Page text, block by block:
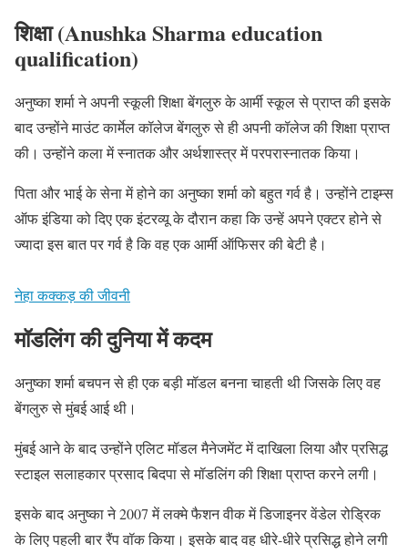
शिक्षा (Anushka Sharma education
qualification)
अनुष्का शर्मा ने अपनी स्कूली शिक्षा बेंगलुरु के आर्मी स्कूल से प्राप्त की इसके
बाद उन्होंने माउंट कार्मेल कॉलेज बेंगलुरु से ही अपनी कॉलेज की शिक्षा प्राप्त
की। उन्होंने कला में स्नातक और अर्थशास्त्र में परपरास्नातक किया।
पिता और भाई के सेना में होने का अनुष्का शर्मा को बहुत गर्व है। उन्होंने टाइम्स
ऑफ इंडिया को दिए एक इंटरव्यू के दौरान कहा कि उन्हें अपने एक्टर होने से
ज्यादा इस बात पर गर्व है कि वह एक आर्मी ऑफिसर की बेटी है।
नेहा कक्कड़ की जीवनी
मॉडलिंग की दुनिया में कदम
अनुष्का शर्मा बचपन से ही एक बड़ी मॉडल बनना चाहती थी जिसके लिए वह
बेंगलुरु से मुंबई आई थी।
मुंबई आने के बाद उन्होंने एलिट मॉडल मैनेजमेंट में दाखिला लिया और प्रसिद्ध
स्टाइल सलाहकार प्रसाद बिदपा से मॉडलिंग की शिक्षा प्राप्त करने लगी।
इसके बाद अनुष्का ने 2007 में लक्मे फैशन वीक में डिजाइनर वेंडेल रोड्रिक
के लिए पहली बार रैंप वॉक किया। इसके बाद वह धीरे-धीरे प्रसिद्ध होने लगी